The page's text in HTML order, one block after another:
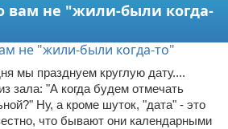
вам не "жили-были когда-
мы празднуем круглую дату....
зала: "А когда будем отмечать
Ну, а кроме шуток, "дата" - это
что бывают они календарными